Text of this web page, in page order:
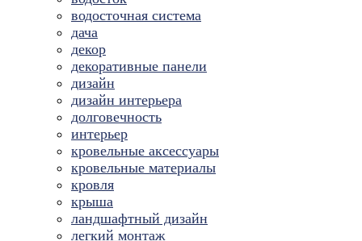
водосточная система
дача
декор
декоративные панели
дизайн
дизайн интерьера
долговечность
интерьер
кровельные аксессуары
кровельные материалы
кровля
крыша
ландшафтный дизайн
легкий монтаж